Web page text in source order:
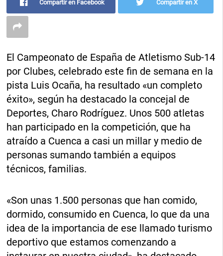
Compartir en Facebook Compartir en X
El Campeonato de España de Atletismo Sub-14
por Clubes, celebrado este fin de semana en la
pista Luis Ocaña, ha resultado «un completo
éxito», según ha destacado la concejal de
Deportes, Charo Rodríguez. Unos 500 atletas
han participado en la competición, que ha
atraído a Cuenca a casi un millar y medio de
personas sumando también a equipos
técnicos, familias.
«Son unas 1.500 personas que han comido,
dormido, consumido en Cuenca, lo que da una
idea de la importancia de ese llamado turismo
deportivo que estamos comenzando a